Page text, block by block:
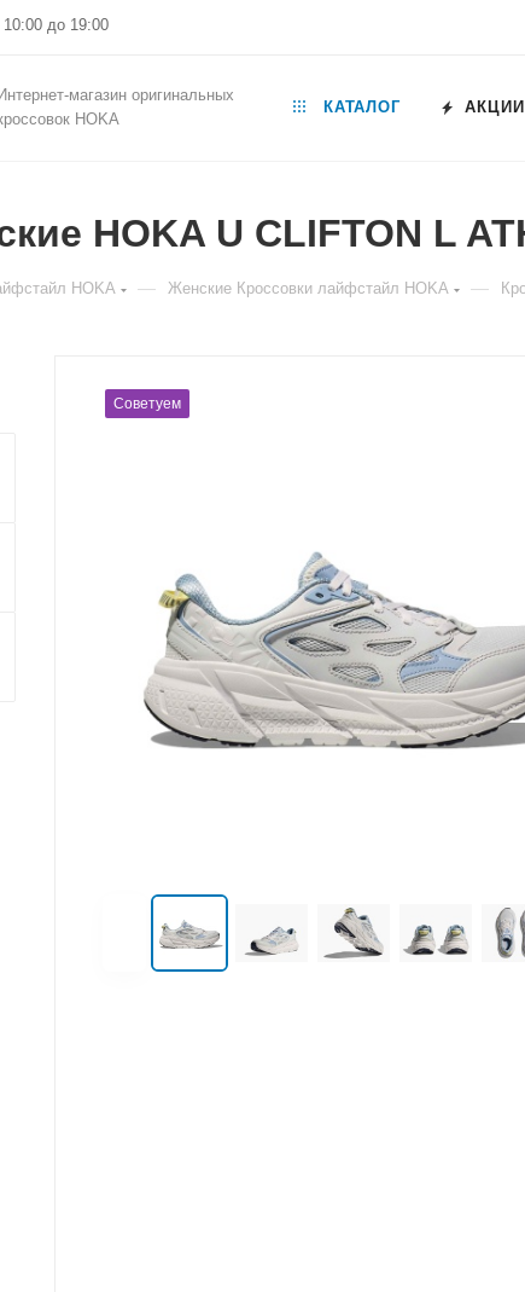
до 19:00
Интернет-магазин оригинальных
HOKA
КАТАЛОГ АКЦИИ
HOKA U CLIFTON L
HOKA — Женские Кросcовки лайфстайл HOKA —
Советуем